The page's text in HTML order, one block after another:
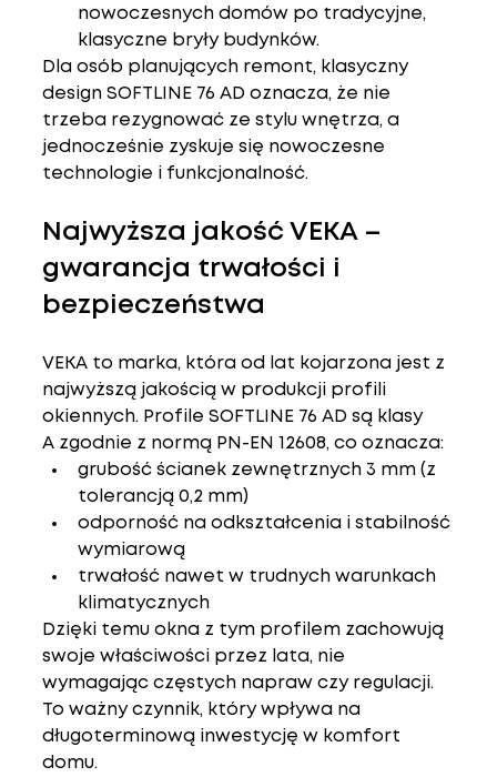
nowoczesnych domów po tradycyjne,
klasyczne bryły budynków.
Dla osób planujących remont, klasyczny
design SOFTLINE 76 AD oznacza, że nie
trzeba rezygnować ze stylu wnętrza, a
jednocześnie zyskuje się nowoczesne
technologie i funkcjonalność.
Najwyższa jakość VEKA –
gwarancja trwałości i
bezpieczeństwa
VEKA to marka, która od lat kojarzona jest z
najwyższą jakością w produkcji profili
okiennych. Profile SOFTLINE 76 AD są klasy
A zgodnie z normą PN-EN 12608, co oznacza:
grubość ścianek zewnętrznych 3 mm (z
tolerancją 0,2 mm)
odporność na odkształcenia i stabilność
wymiarową
trwałość nawet w trudnych warunkach
klimatycznych
Dzięki temu okna z tym profilem zachowują
swoje właściwości przez lata, nie
wymagając częstych napraw czy regulacji.
To ważny czynnik, który wpływa na
długoterminową inwestycję w komfort
domu.